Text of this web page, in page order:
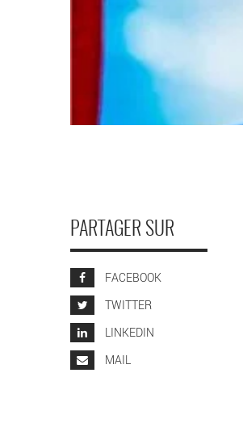
PARTAGER SUR
FACEBOOK
TWITTER
LINKEDIN
MAIL